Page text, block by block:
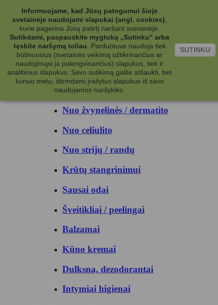
Kategorijos
Kosmetika
Kūno priežiūrai
Nuo prakaito
Kūno prausikliai
Nuo žvynelinės / dermatito
Nuo celiulito
Nuo strijų / randų
Krūtų stangrinimui
Sausai odai
Šveitikliai / peelingai
Balzamai
Kūno kremai
Dulksna, dezodorantai
Intymiai higienai
Informuojame, kad Jūsų patogumui šioje
svetainėje naudojami slapukai (angl. cookies)
kurie pagerina Jūsų patirtį naršant svetainėje.
Sutikdami, paspauskite mygtuką „Sutinku“ arba
tęskite naršymą toliau
Parduotuvė naudoja tiek
būtinuosius (svetainės veikimą užtikrinančius ar
naudojimąsi ja palengvinančius) slapukus, tiek ir
analitinius slapukus. Savo sutikimą galite atšaukti, bet
kuriuo metu, ištrindami įrašytus slapukus iš savo
naudojamos naršyklės.
SUTINKU